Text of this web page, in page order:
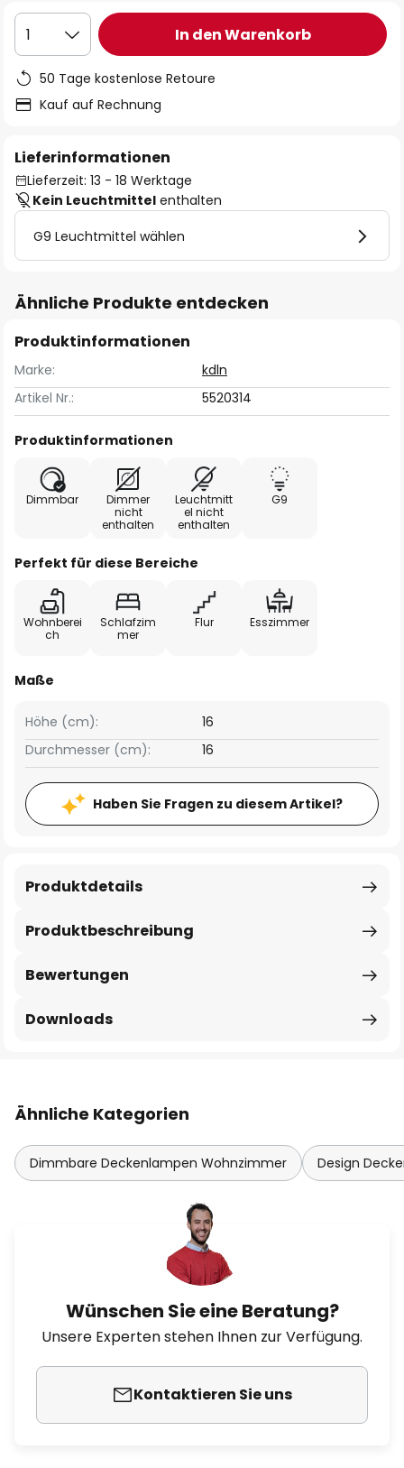
1 In den Warenkorb
50 Tage kostenlose Retoure
Kauf auf Rechnung
Lieferinformationen
Lieferzeit: 13 - 18 Werktage
Kein Leuchtmittel enthalten
G9 Leuchtmittel wählen
Ähnliche Produkte entdecken
Produktinformationen
Marke:
kdln
Artikel Nr.:
5520314
Produktinformationen
Dimmbar
Dimmer
nicht
enthalten
Leuchtmitt
el nicht
enthalten
G9
Perfekt für diese Bereiche
Wohnberei
ch
Schlafzim
mer
Flur Esszimmer
Maße
Höhe (cm):
16
Durchmesser (cm):
16
Haben Sie Fragen zu diesem Artikel?
Produktbeschreibung
Produktdetails
Bewertungen
Downloads
Ähnliche Kategorien
Dimmbare Deckenlampen Wohnzimmer Design
Wünschen Sie eine Beratung?
Unsere Experten stehen Ihnen zur Verfügung.
Kontaktieren Sie uns